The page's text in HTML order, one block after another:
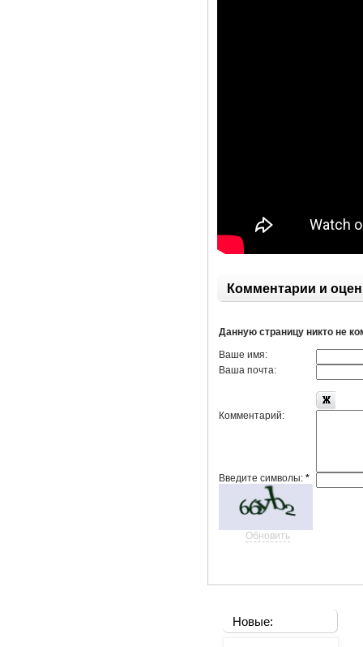
Комментарии и
Данную страницу никто не
Ваше имя:
Ваша почта:
Комментарий:
Введите символы:*
Обновить
Новые: